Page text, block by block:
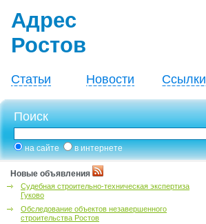
Адрес
Ростов
Статьи Новости Ссылки
Поиск
на сайте в интернете
Новые объявления
Судебная строительно-техническая экспертиза
Гуково
Обследование объектов незавершенного
строительства Ростов